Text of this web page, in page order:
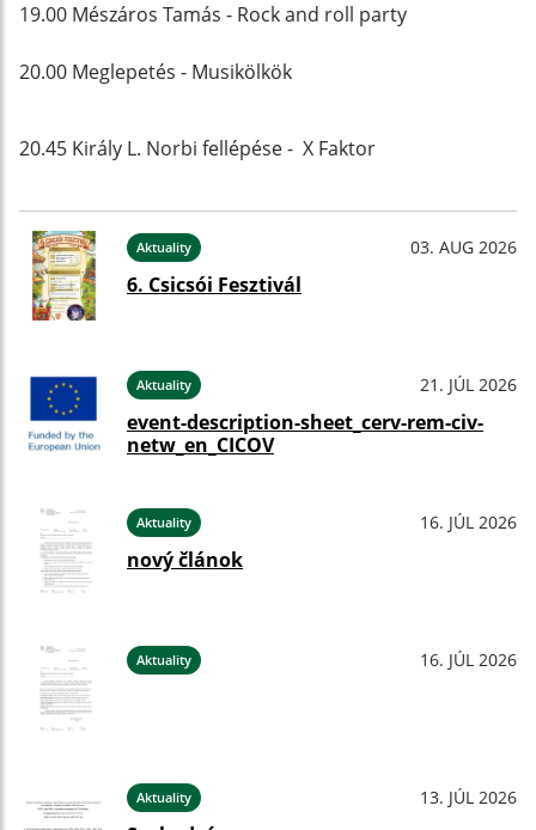
19.00 Mészáros Tamás - Rock and roll party
20.00 Meglepetés - Musikölkök
20.45 Király L. Norbi fellépése - X Faktor
Aktuality 03. AUG 2026
6. Csicsói Fesztivál
Aktuality 21. JÚL 2026
event-description-sheet_cerv-rem-civ-
netw_en_CICOV
Aktuality 16. JÚL 2026
nový článok
Aktuality 16. JÚL 2026
Aktuality 13. JÚL 2026